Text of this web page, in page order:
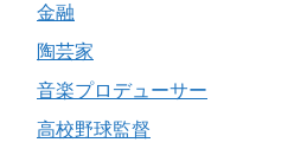
金融
陶芸家
音楽プロデューサー
高校野球監督